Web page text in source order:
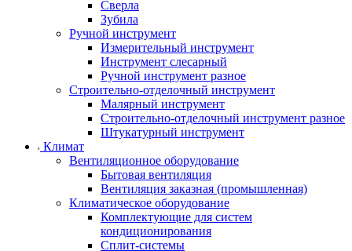
Сверла
Зубила
Ручной инструмент
Измерительный инструмент
Инструмент слесарный
Ручной инструмент разное
Строительно-отделочный инструмент
Малярный инструмент
Строительно-отделочный инструмент разное
Штукатурный инструмент
Климат
Вентиляционное оборудование
Бытовая вентиляция
Вентиляция заказная (промышленная)
Климатическое оборудование
Комплектующие для систем
кондиционирования
Сплит-системы